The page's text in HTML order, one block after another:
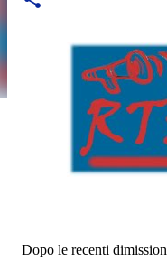
Dopo le recenti